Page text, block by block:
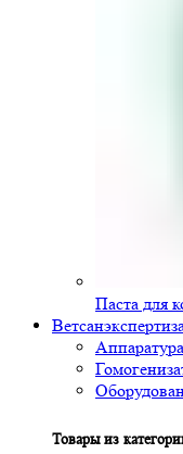
Паста для
Ветсанэкспертиза
Товары из